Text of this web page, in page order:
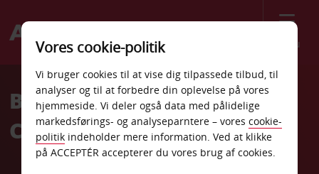
Menu
Welcome
AvisBilleje Columbus Moore
Car Rental Inc
Vores cookie-politik
Vi bruger cookies til at vise dig tilpassede tilbud, til
analyser og til at forbedre din oplevelse på vores
hjemmeside. Vi deler også data med pålidelige
markedsførings- og analyseparntere – vores cookie-
politik indeholder mere information. Ved at klikke
på ACCEPTÉR accepterer du vores brug af cookies.